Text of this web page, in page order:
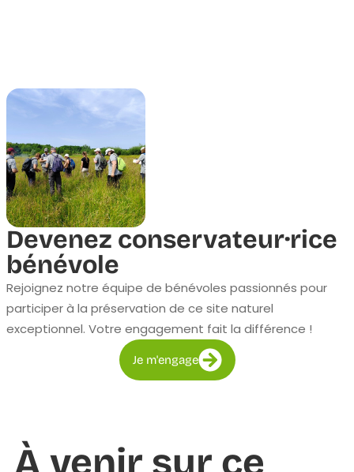
Devenez conservateur·rice
bénévole
Rejoignez notre équipe de bénévoles passionnés pour
participer à la préservation de ce site naturel
exceptionnel. Votre engagement fait la différence !
Je m'engage
À venir sur ce